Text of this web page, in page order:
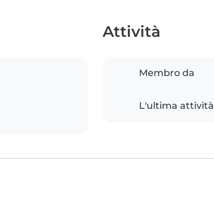
Attività
Membro da
L'ultima attività